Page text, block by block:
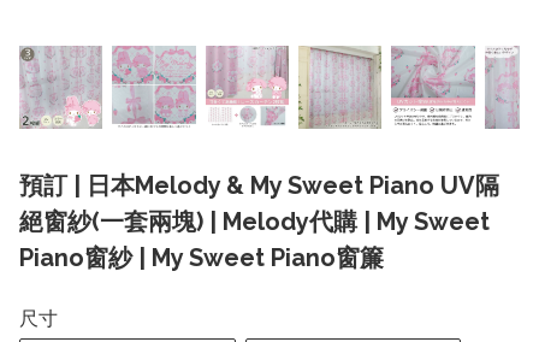
預訂 | 日本Melody & My Sweet Piano UV隔
絕窗紗(一套兩塊) | Melody代購 | My Sweet
Piano窗紗 | My Sweet Piano窗簾
尺寸